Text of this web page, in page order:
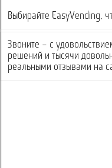
Выбирайте EasyVending,
Звоните – с
решений и тысячи
реальными отзывами на